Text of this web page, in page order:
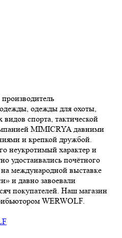
одежды для охоты,
спорта, тактической
MIMICRYA давними
и крепкой дружбой.
неукротимый характер и
удостаивались почётного
международной выставке
и давно завоевали
покупателей. Наш магазин
WERWOLF.